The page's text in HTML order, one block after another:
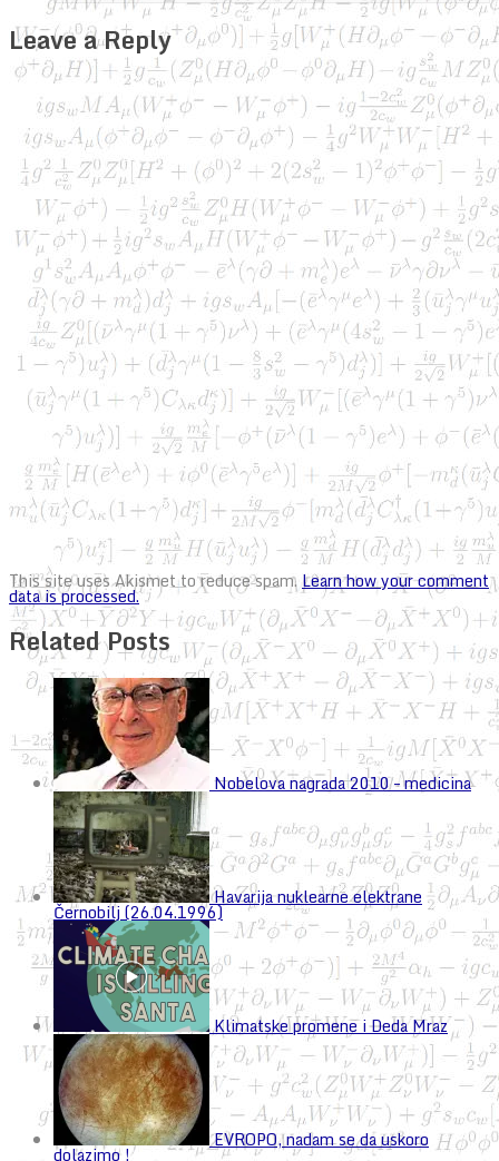
Leave a Reply
This site uses Akismet to reduce spam. Learn how your comment
data is processed.
Related Posts
Nobelova nagrada 2010 – medicina
Havarija nuklearne elektrane
Černobilj (26.04.1996)
Klimatske promene i Deda Mraz
EVROPO, nadam se da uskoro
dolazimo !